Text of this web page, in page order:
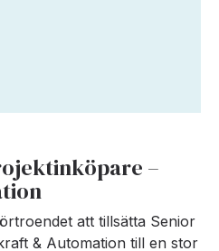
–
att tillsätta Senior
& Automation till en stor